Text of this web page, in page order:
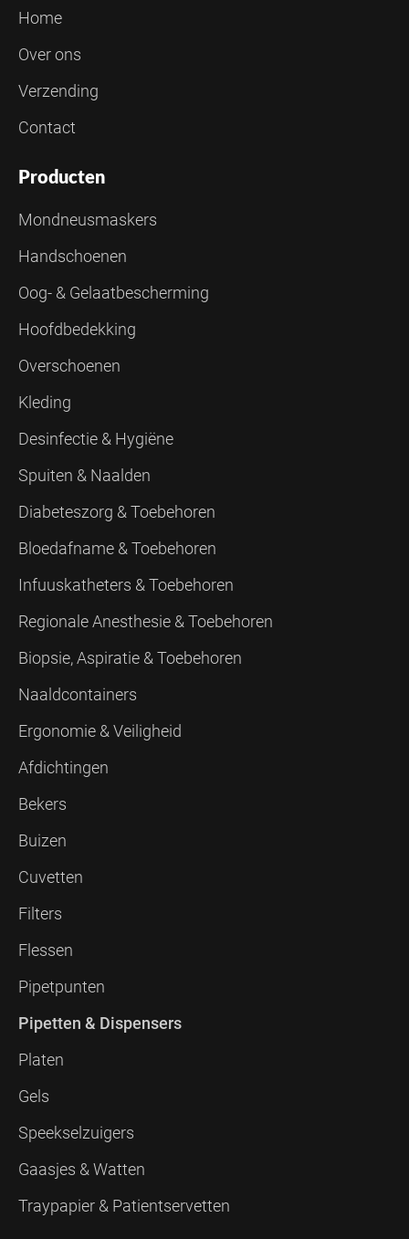
Home
Over ons
Verzending
Contact
Producten
Mondneusmaskers
Handschoenen
Oog- & Gelaatbescherming
Hoofdbedekking
Overschoenen
Kleding
Desinfectie & Hygiëne
Spuiten & Naalden
Diabeteszorg & Toebehoren
Bloedafname & Toebehoren
Infuuskatheters & Toebehoren
Regionale Anesthesie & Toebehoren
Biopsie, Aspiratie & Toebehoren
Naaldcontainers
Ergonomie & Veiligheid
Afdichtingen
Bekers
Buizen
Cuvetten
Filters
Flessen
Pipetpunten
Pipetten & Dispensers
Platen
Gels
Speekselzuigers
Gaasjes & Watten
Traypapier & Patientservetten